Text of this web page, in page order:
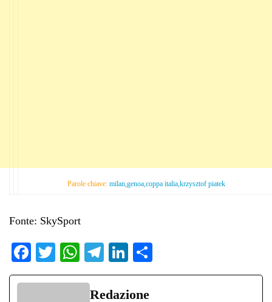
Parole chiave: milan,genoa,coppa italia,krzysztof piatek
Fonte: SkySport
Fa
ce
T
wi
W
ha
ts
Te
le
gr
Li
nk
ed
on
Redazione